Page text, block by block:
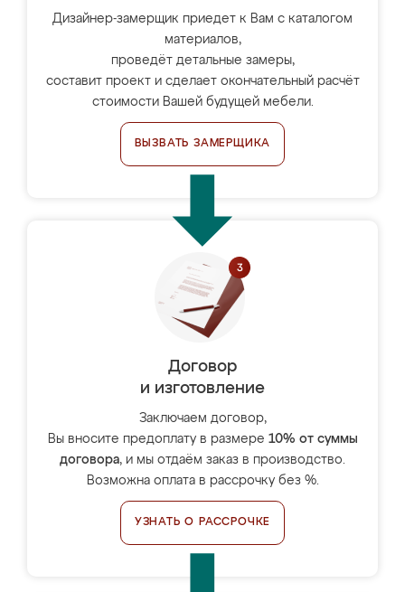
Дизайнер-замерщик приедет к Вам с каталогом
материалов,
проведёт детальные замеры,
составит проект и сделает окончательный расчёт
стоимости Вашей будущей мебели.
ВЫЗВАТЬ ЗАМЕРЩИКА
Договор
и изготовление
Заключаем договор,
Вы вносите предоплату в размере 10% от суммы
договора, и мы отдаём заказ в производство.
Возможна оплата в рассрочку без %.
УЗНАТЬ О РАССРОЧКЕ